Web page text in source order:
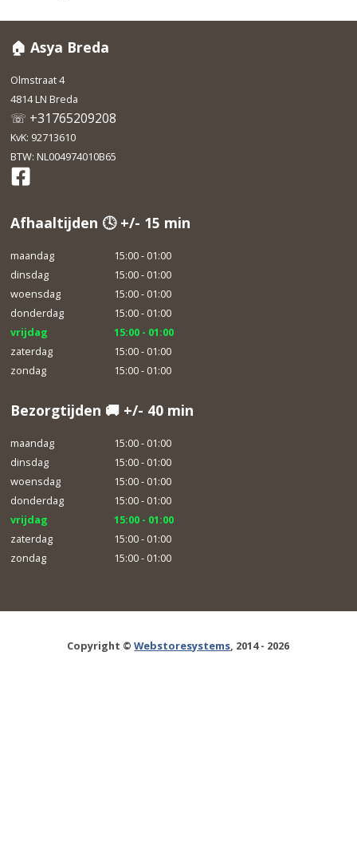
🏠 Asya Breda
Olmstraat 4
4814 LN Breda
☏ +31765209208
KvK: 92713610
BTW: NL004974010B65
Afhaaltijden 🕓 +/- 15 min
maandag
15:00 - 01:00
dinsdag
15:00 - 01:00
woensdag
15:00 - 01:00
donderdag
15:00 - 01:00
vrijdag
15:00 - 01:00
zaterdag
15:00 - 01:00
zondag
15:00 - 01:00
Bezorgtijden 🚚 +/- 40 min
maandag
15:00 - 01:00
dinsdag
15:00 - 01:00
woensdag
15:00 - 01:00
donderdag
15:00 - 01:00
vrijdag
15:00 - 01:00
zaterdag
15:00 - 01:00
zondag
15:00 - 01:00
Copyright ©Webstoresystems, 2014 - 2026